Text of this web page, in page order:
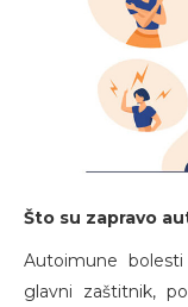
Što su zapravo
Autoimune
glavni zaštitnik,